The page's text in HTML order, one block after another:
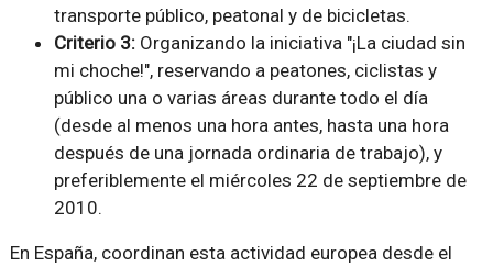
transporte público, peatonal y de bicicletas.
Criterio 3:Organizando la iniciativa "¡La ciudad sin
mi choche!", reservando a peatones, ciclistas y
público una o varias áreas durante todo el día
(desde al menos una hora antes, hasta una hora
después de una jornada ordinaria de trabajo), y
preferiblemente el miércoles 22 de septiembre de
2010.
En España, coordinan esta actividad europea desde el